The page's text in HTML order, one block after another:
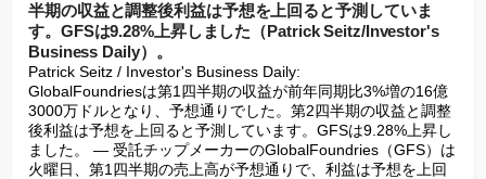
半期の収益と調整後利益は予想を上回ると予測していま
す。GFSは9.28%上昇しました（Patrick Seitz/Investor's
Business Daily）。
Patrick Seitz / Investor's Business Daily:
GlobalFoundriesは第1四半期の収益が前年同期比3%増の16億
3000万ドルとなり、予想通りでした。第2四半期の収益と調整
後利益は予想を上回ると予測しています。GFSは9.28%上昇し
ました。 — 受託チップメーカーのGlobalFoundries（GFS）は
火曜日、第1四半期の売上高が予想通りで、利益は予想を上回